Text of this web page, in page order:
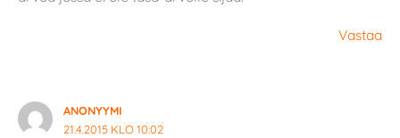
Vastaa
ANONYYMI
21.4.2015 KLO 10:02